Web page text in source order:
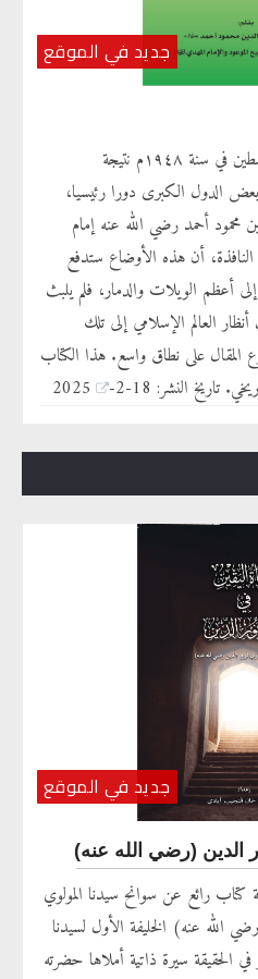
جديد في الموقع
لما وُجدت إسرائيل بعد تمزيق فلسطين في سنة ١٩٤٨م نتيجة
بعض الدول الكبرى دورا رئيسيا،
أحمد رضي الله عنه إمام
النافذة، أن هذه الأوضاع ستدفع
أعظم الويلات والدمار، فلم يلبث
العالم الإسلامي إلى تلك
المقال على نطاق واسع. هذا الكتاب
النشر: 18-2-2025
جديد في الموقع
الدين (رضي الله عنه)
كتاب رائع عن سوانح سيدنا المولوي
الله عنه) الخليفة الأول لسيدنا
الحقيقة سيرة ذاتية أملاها حضرته